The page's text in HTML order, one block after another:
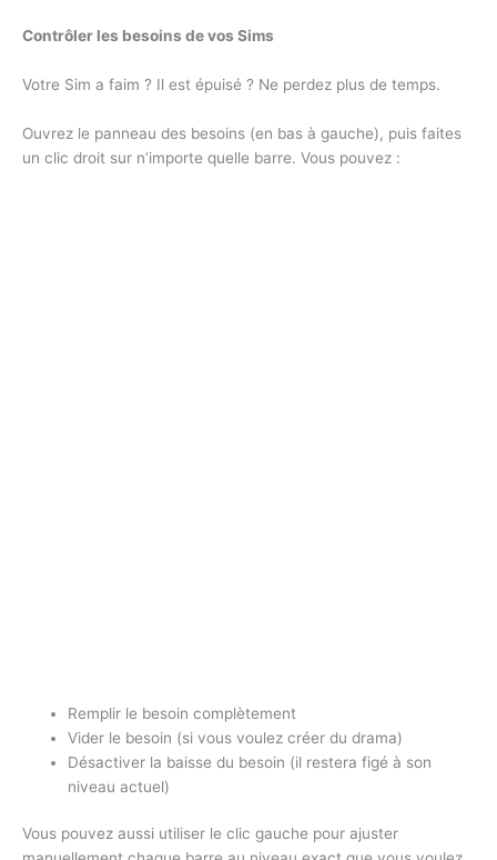
Contrôler les besoins de vos Sims
Votre Sim a faim ? Il est épuisé ? Ne perdez plus de temps.
Ouvrez le panneau des besoins (en bas à gauche), puis faites
un clic droit sur n’importe quelle barre. Vous pouvez :
Remplir le besoin complètement
Vider le besoin (si vous voulez créer du drama)
Désactiver la baisse du besoin (il restera figé à son
niveau actuel)
Vous pouvez aussi utiliser le clic gauche pour ajuster